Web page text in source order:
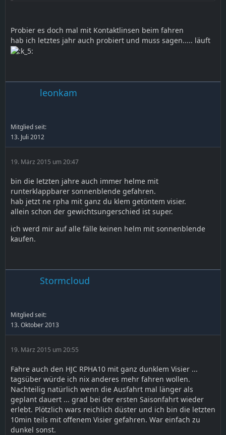
Probier es doch mal mit Kontaktlinsen beim fahren
hab ich letztes jahr auch probiert und muss sagen..... läuft
leonkam
Mitglied seit:
13. Juli 2012
19. März 2015 um 20:47
bin die letzten jahre auch immer helme mit
runterklappbarer sonnenblende gefahren.
hab jetzt ne rpha mit ganz du klem getöntem visier.
allein schon der gewichtsungerschied ist super.
ich werd mir auf alle fälle keinen helm mit sonnenblende
kaufen.
Stormcloud
Mitglied seit:
13. Oktober 2013
19. März 2015 um 20:55
Fahre auch den HJC RPHA10 mit ganz dunklem Visier ...
tagsüber würde ich nix anderes mehr fahren wollen.
Nachteilig natürlich wenn die Ausfahrt mal länger als
geplant dauert ... grad bei der ersten Saisonfahrt wieder
erlebt. Plötzlich wars reichlich düster und ich bin die letzten
10min teils mit offenem Visier gefahren. War einfach zu
dunkel sonst.